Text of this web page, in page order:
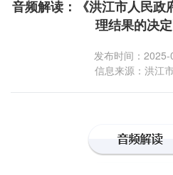
音频解读：《洪江市人民政
理结果的决
发布时间：
信息来源：洪江